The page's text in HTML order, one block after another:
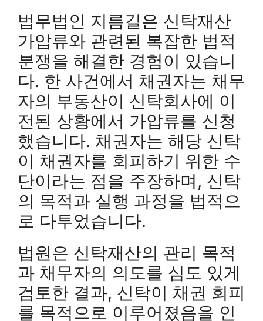
법무법인 지름길은 신탁재산
가압류와 관련된 복잡한 법적
분쟁을 해결한 경험이 있습니
다. 한 사건에서 채권자는 채무
자의 부동산이 신탁회사에 이
전된 상황에서 가압류를 신청
했습니다. 채권자는 해당 신탁
이 채권자를 회피하기 위한 수
단이라는 점을 주장하며, 신탁
의 목적과 실행 과정을 법적으
로 다투었습니다.
법원은 신탁재산의 관리 목적
과 채무자의 의도를 심도 있게
검토한 결과, 신탁이 채권 회피
를 목적으로 이루어졌음을 인